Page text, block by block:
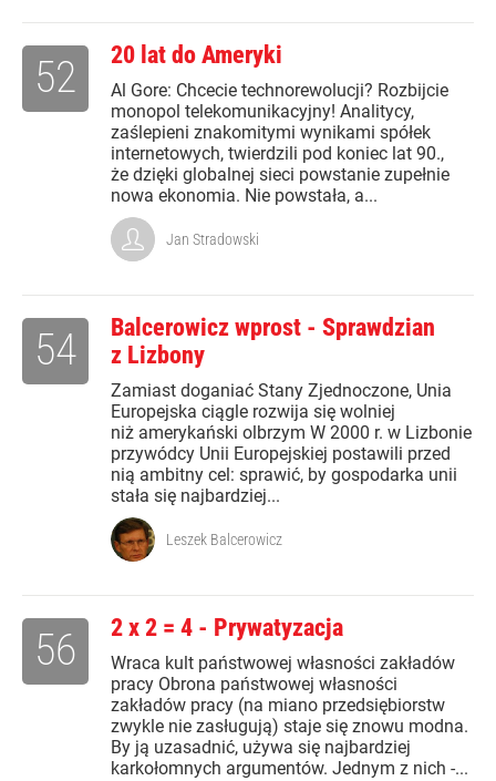
20 lat do Ameryki
Al Gore: Chcecie technorewolucji? Rozbijcie
monopol telekomunikacyjny! Analitycy,
zaślepieni znakomitymi wynikami spółek
internetowych, twierdzili pod koniec lat 90.,
że dzięki globalnej sieci powstanie zupełnie
nowa ekonomia. Nie powstała, a...
52
Jan Stradowski
Balcerowicz wprost - Sprawdzian
z Lizbony
Zamiast doganiać Stany Zjednoczone, Unia
Europejska ciągle rozwija się wolniej
niż amerykański olbrzym W 2000 r. w Lizbonie
przywódcy Unii Europejskiej postawili przed
nią ambitny cel: sprawić, by gospodarka unii
stała się najbardziej...
54
Leszek Balcerowicz
2 x 2 = 4 - Prywatyzacja
Wraca kult państwowej własności zakładów
pracy Obrona państwowej własności
zakładów pracy (na miano przedsiębiorstw
zwykle nie zasługują) staje się znowu modna.
By ją uzasadnić, używa się najbardziej
karkołomnych argumentów. Jednym z nich -...
56